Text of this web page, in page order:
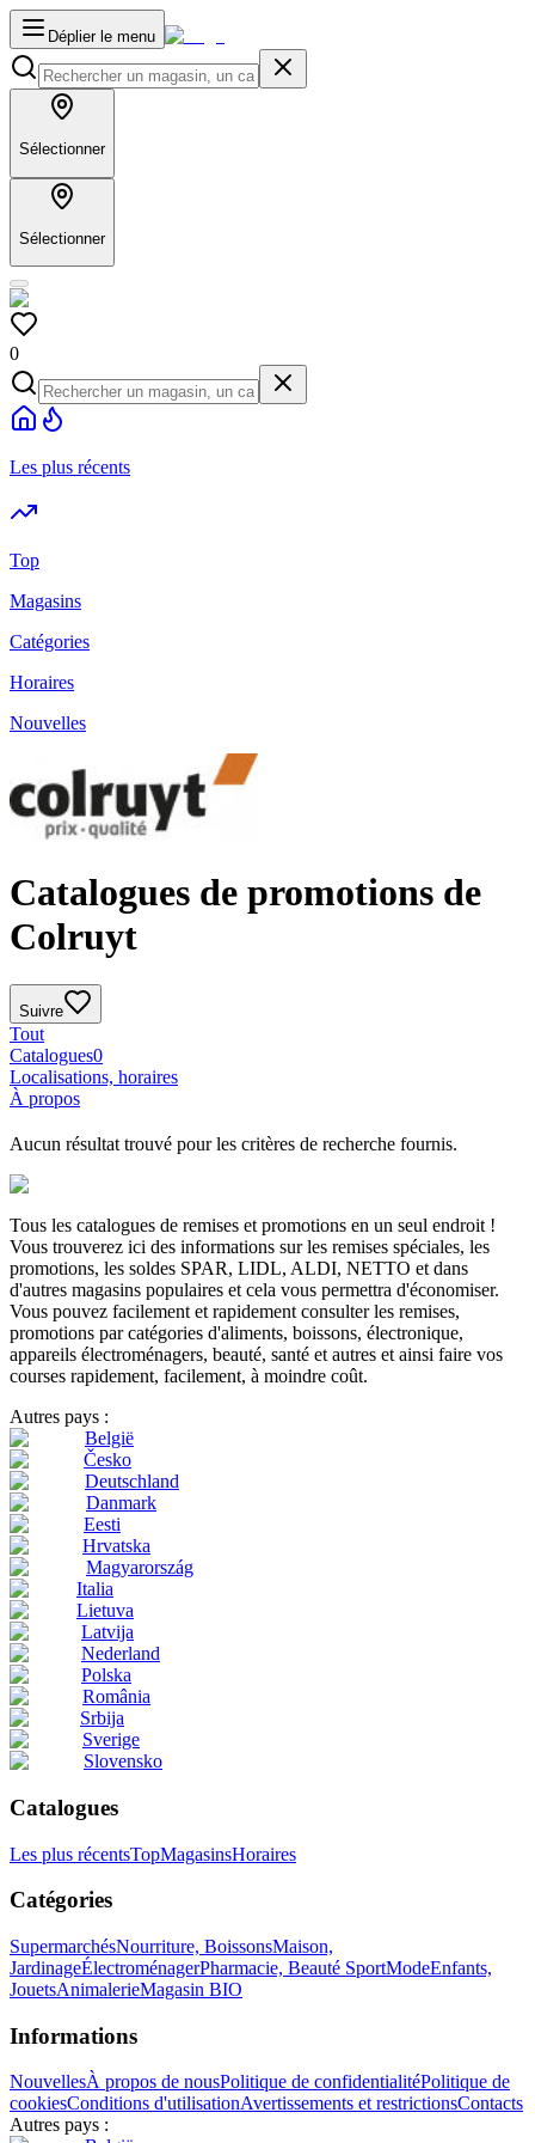
Déplier le menu
Sélectionner
Sélectionner
0
Les plus récents
Top
Magasins
Catégories
Horaires
Nouvelles
Catalogues de promotions de
Colruyt
Suivre
Tout
Catalogues0
Localisations, horaires
À propos
Aucun résultat trouvé pour les critères de recherche fournis.
Tous les catalogues de remises et promotions en un seul endroit !
Vous trouverez ici des informations sur les remises spéciales, les
promotions, les soldes SPAR, LIDL, ALDI, NETTO et dans
d'autres magasins populaires et cela vous permettra d'économiser.
Vous pouvez facilement et rapidement consulter les remises,
promotions par catégories d'aliments, boissons, électronique,
appareils électroménagers, beauté, santé et autres et ainsi faire vos
courses rapidement, facilement, à moindre coût.
Autres pays :
België
Česko
Deutschland
Danmark
Eesti
Hrvatska
Magyarország
Italia
Lietuva
Latvija
Nederland
Polska
România
Srbija
Sverige
Slovensko
Catalogues
Les plus récentsTopMagasinsHoraires
Catégories
SupermarchésNourriture, BoissonsMaison,
JardinageÉlectroménagerPharmacie, Beauté SportModeEnfants,
JouetsAnimalerieMagasin BIO
Informations
NouvellesÀ propos de nousPolitique de confidentialitéPolitique de
cookiesConditions d'utilisationAvertissements et restrictionsContacts
Autres pays :